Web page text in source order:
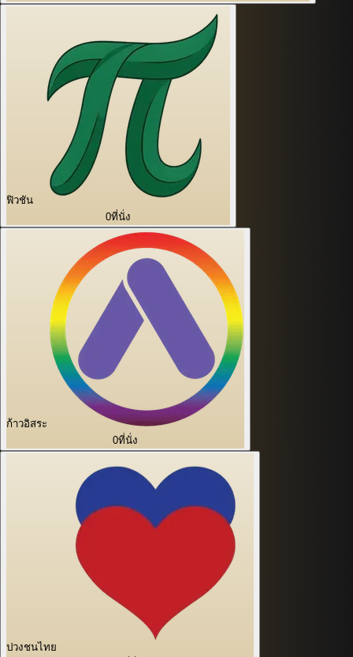
ฟิวชัน
0ที่นั่ง
ก้าวอิสระ
0ที่นั่ง
ปวงชนไทย